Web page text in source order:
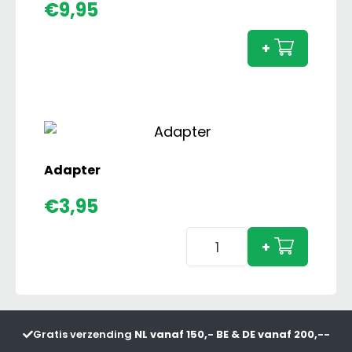
€9,95
aantal
+
Adapter
€3,95
Adapter
aantal
+
Gratis verzending NL vanaf 150,- BE & DE vanaf 200,--